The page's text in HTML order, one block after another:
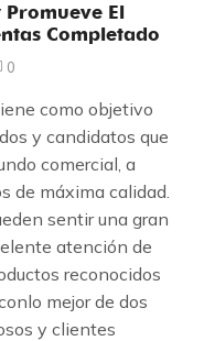
Promueve El
Completado
0
como objetivo
y candidatos que
comercial, a
de máxima calidad.
sentir una gran
atención de
reconocidos
mejor de dos
y clientes